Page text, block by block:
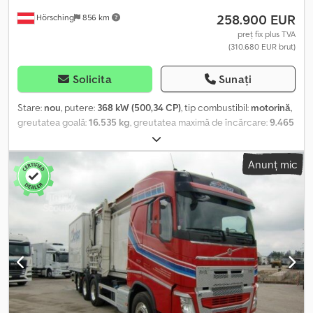
Hörsching 856 km 258.900 EUR
preț fix plus TVA
(310.680 EUR brut)
Solicita Sunați
Stare: nou, putere: 368 kW (500,34 CP), tip combustibil: motorină,
greutatea goală:16.535 kg, greutatea maximă de încărcare:9.465
, starea anvelopelor:
configurație ax:3 axe, frâne:retarder, cabină șofer:cabina de zi,
tip de angrenaj:
, clasă de emisii: , suspensie:oțel-
aer, număr de locuri:
, dimensiunea anvelopei din față:
385/65R22,5
, dimensiunea anvelopei din spate:315/80R22,5
ABS, aer condiționat, blocare diferențial, computer de
bord, faruri suplimentare, frână cu aer comprimat, macara,
pilot automat de viteză, închidere centralizată, încălzitor
staționar, înmatriculare camion, | VOLVO FH500 6x4 benă 3 fețe
HAMA | Palfinger PK22002 EH telecomandă (telecomandă tip
pian) | Platformă de încărcare lățime container fără stâlpi spate |
Suspensie foi/air | EURO6, I-Shift, retarder | Cutie automată, volan
Anunț mic